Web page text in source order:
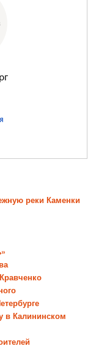
реки Каменки
в Калининском